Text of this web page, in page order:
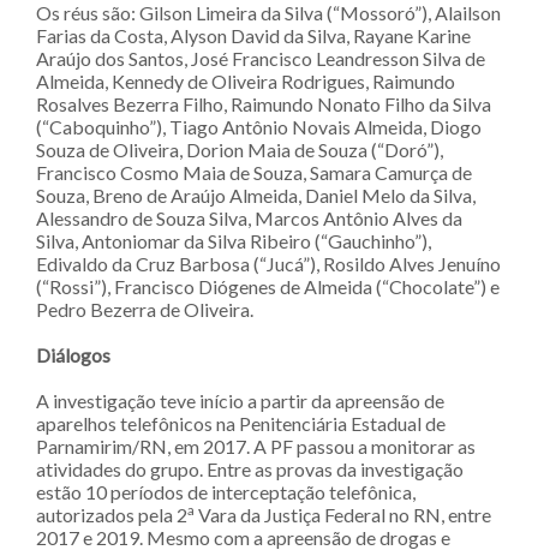
Os réus são: Gilson Limeira da Silva (“Mossoró”), Alailson
Farias da Costa, Alyson David da Silva, Rayane Karine
Araújo dos Santos, José Francisco Leandresson Silva de
Almeida, Kennedy de Oliveira Rodrigues, Raimundo
Rosalves Bezerra Filho, Raimundo Nonato Filho da Silva
(“Caboquinho”), Tiago Antônio Novais Almeida, Diogo
Souza de Oliveira, Dorion Maia de Souza (“Doró”),
Francisco Cosmo Maia de Souza, Samara Camurça de
Souza, Breno de Araújo Almeida, Daniel Melo da Silva,
Alessandro de Souza Silva, Marcos Antônio Alves da
Silva, Antoniomar da Silva Ribeiro (“Gauchinho”),
Edivaldo da Cruz Barbosa (“Jucá”), Rosildo Alves Jenuíno
(“Rossi”), Francisco Diógenes de Almeida (“Chocolate”) e
Pedro Bezerra de Oliveira.
Diálogos
A investigação teve início a partir da apreensão de
aparelhos telefônicos na Penitenciária Estadual de
Parnamirim/RN, em 2017. A PF passou a monitorar as
atividades do grupo. Entre as provas da investigação
estão 10 períodos de interceptação telefônica,
autorizados pela 2a Vara da Justiça Federal no RN, entre
2017 e 2019. Mesmo com a apreensão de drogas e